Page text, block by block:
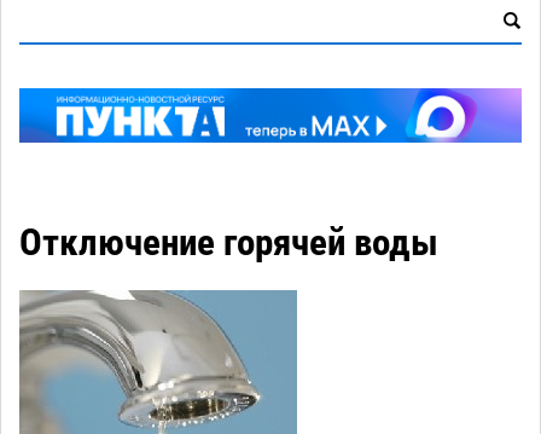
Отключение горячей воды